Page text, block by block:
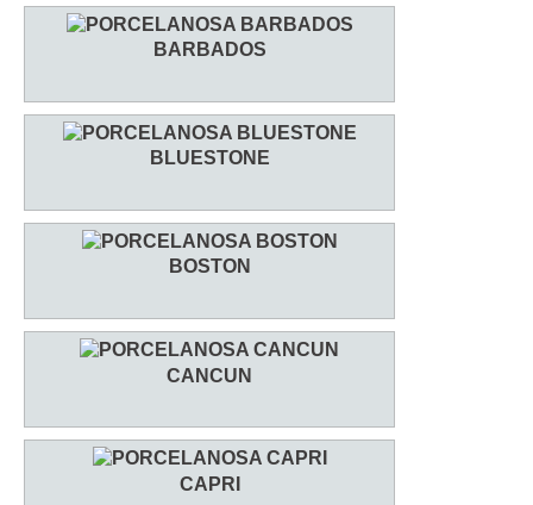
BARBADOS
BLUESTONE
BOSTON
CANCUN
CAPRI